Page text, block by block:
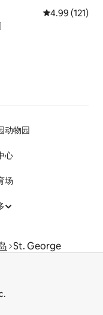
平均评分 4.99
4.99 (121)
动物园
心
场
St. George